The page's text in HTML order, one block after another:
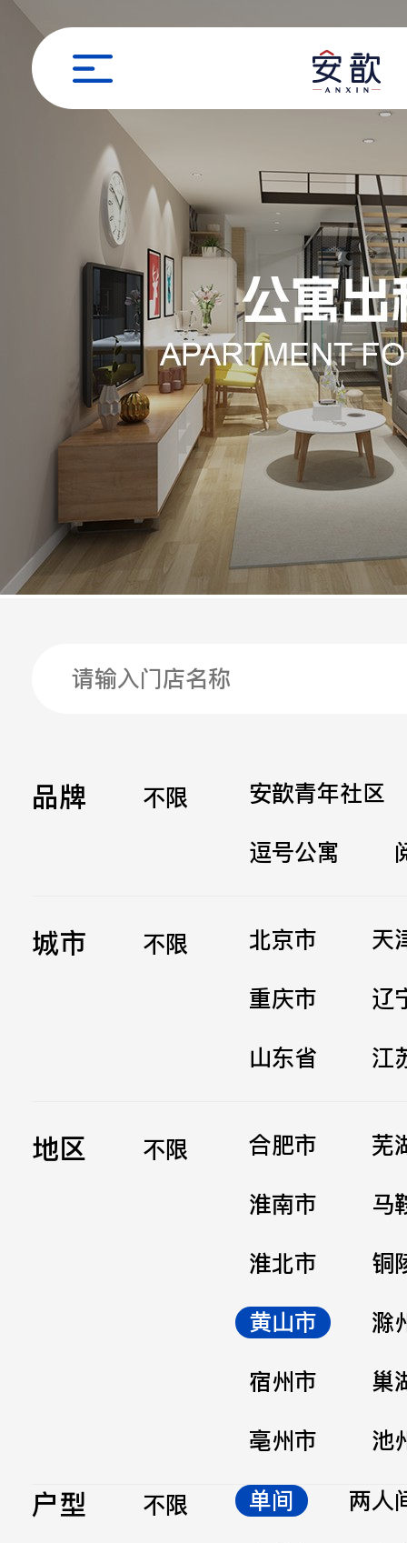
品牌 不限
安歆青年社区
逗号公寓
城市 不限 北京市
天
重庆市
辽
山东省
江
地区 不限 合肥市
芜
淮南市
马
淮北市
铜
黄山市
滁
宿州市
巢
亳州市
池
户型 不限 单间
两人
职位申请
姓名
手机
公司
邮箱
留言
立即提交